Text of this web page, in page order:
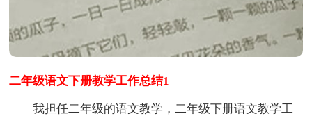
二年级语文下册教学工作总结1
我担任二年级的语文教学，二年级下册语文教学工